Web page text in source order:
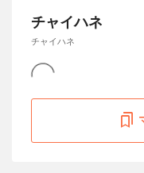
チャイハネ
チャイハネ